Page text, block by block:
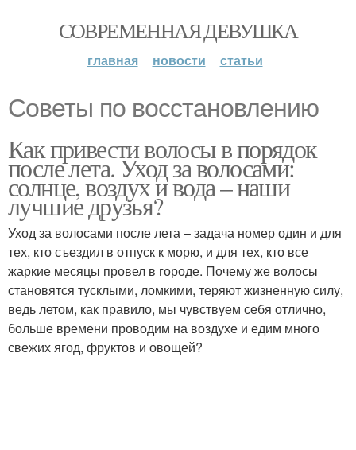
СОВРЕМЕННАЯ ДЕВУШКА
главная новости статьи
Советы по восстановлению
Как привести волосы в порядок
после лета. Уход за волосами:
солнце, воздух и вода – наши
лучшие друзья?
Уход за волосами после лета – задача номер один и для
тех, кто съездил в отпуск к морю, и для тех, кто все
жаркие месяцы провел в городе. Почему же волосы
становятся тусклыми, ломкими, теряют жизненную силу,
ведь летом, как правило, мы чувствуем себя отлично,
больше времени проводим на воздухе и едим много
свежих ягод, фруктов и овощей?